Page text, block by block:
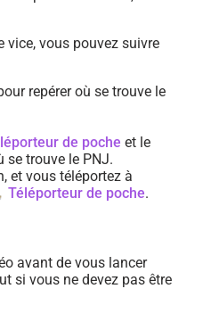
vice, vous pouvez suivre
repérer où se trouve le
de poche et le
se trouve le PNJ.
et vous téléportez à
Téléporteur de poche.
avant de vous lancer
si vous ne devez pas être